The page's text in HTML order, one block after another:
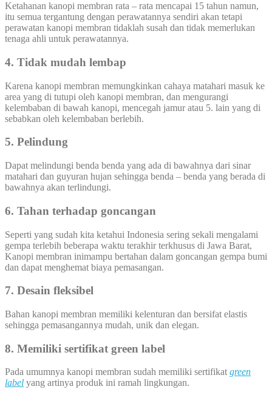
Ketahanan kanopi membran rata – rata mencapai 15 tahun namun,
itu semua tergantung dengan perawatannya sendiri akan tetapi
perawatan kanopi membran tidaklah susah dan tidak memerlukan
tenaga ahli untuk perawatannya.
4. Tidak mudah lembap
Karena kanopi membran memungkinkan cahaya matahari masuk ke
area yang di tutupi oleh kanopi membran, dan mengurangi
kelembaban di bawah kanopi, mencegah jamur atau 5. lain yang di
sebabkan oleh kelembaban berlebih.
5. Pelindung
Dapat melindungi benda benda yang ada di bawahnya dari sinar
matahari dan guyuran hujan sehingga benda – benda yang berada di
bawahnya akan terlindungi.
6. Tahan terhadap goncangan
Seperti yang sudah kita ketahui Indonesia sering sekali mengalami
gempa terlebih beberapa waktu terakhir terkhusus di Jawa Barat,
Kanopi membran inimampu bertahan dalam goncangan gempa bumi
dan dapat menghemat biaya pemasangan.
7. Desain fleksibel
Bahan kanopi membran memiliki kelenturan dan bersifat elastis
sehingga pemasangannya mudah, unik dan elegan.
8. Memiliki sertifikat green label
Pada umumnya kanopi membran sudah memiliki sertifikatgreen
label yang artinya produk ini ramah lingkungan.